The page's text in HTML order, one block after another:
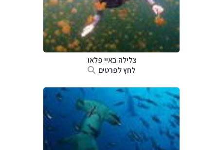
צלילה באיי פלאו
לחץ לפרטים